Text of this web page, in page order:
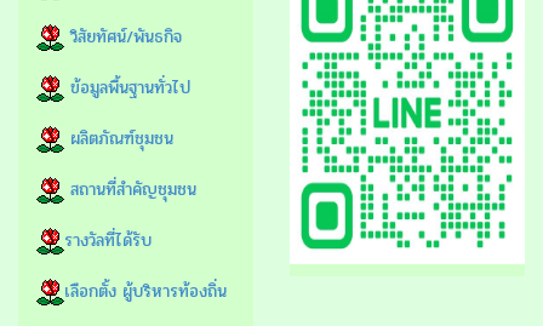
วิสัยทัศน์/พันธกิจ
ข้อมูลพื้นฐานทั่วไป
ผลิตภัณฑ์ชุมชน
สถานที่สำคัญชุมชน
รางวัลที่ได้รับ
เลือกตั้ง ผู้บริหารท้องถิ่น